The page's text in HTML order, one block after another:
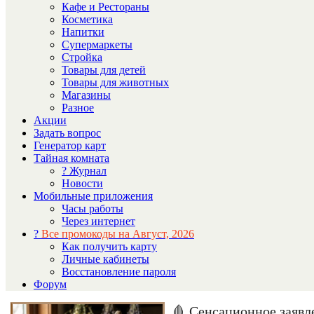
Кафе и Рестораны
Косметика
Напитки
Супермаркеты
Стройка
Товары для детей
Товары для животных
Магазины
Разное
Акции
Задать вопрос
Генератор карт
Тайная комната
? Журнал
Новости
Мобильные приложения
Часы работы
Через интернет
? Все промокоды на Август, 2026
Как получить карту
Личные кабинеты
Восстановление пароля
Форум